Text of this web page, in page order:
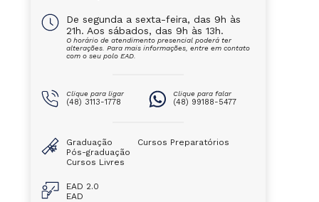
De segunda a sexta-feira, das 9h às
21h. Aos sábados, das 9h às 13h.
O horário de atendimento presencial poderá ter
alterações. Para mais informações, entre em contato
com o seu polo EAD.
Clique para ligar
(48) 3113-1778
Clique para falar
(48) 99188-5477
Graduação
Pós-graduação
Cursos Livres
Cursos Preparatórios
EAD 2.0
EAD